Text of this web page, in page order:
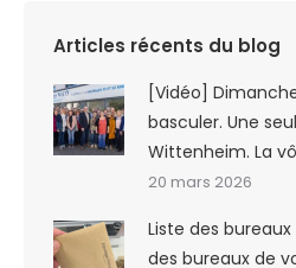
Articles récents du blog
[Vidéo]
basculer. Une
Wittenheim. La
20 mars 2026
Liste des
des bureaux de